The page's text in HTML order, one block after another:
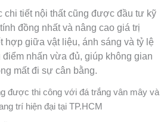
chi tiết nội thất cũng được đầu tư kỹ
đồng nhất và nâng cao giá trị
hợp giữa vật liệu, ánh sáng và tỷ lệ
nhấn vừa đủ, giúp không gian
mất đi sự cân bằng.